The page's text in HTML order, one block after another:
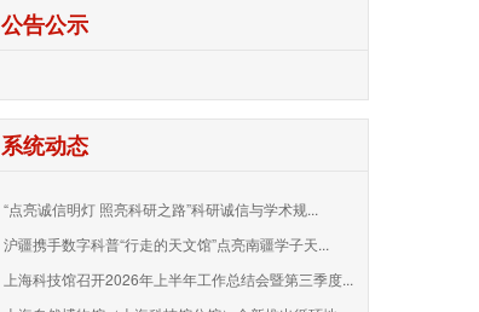
公告公示
系统动态
“点亮诚信明灯 照亮科研之路”科研诚信与学术规...
沪疆携手数字科普“行走的天文馆”点亮南疆学子天...
上海科技馆召开2026年上半年工作总结会暨第三季度...